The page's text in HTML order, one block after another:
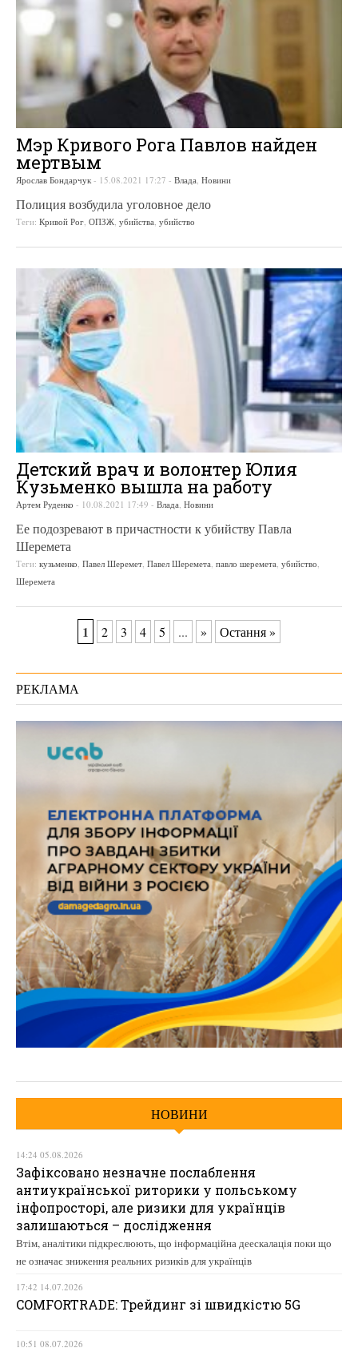
Мэр Кривого Рога Павлов найден
мертвым
Ярослав Бондарчук - 15.08.2021 17:27 - Влада Новини
Полиция возбудила уголовное дело
Теги: Кривой Рог ОПЗЖ убийства убийство
Детский врач и волонтер Юлия
Кузьменко вышла на работу
Артем Руденко - 10.08.2021 17:49 - Влада, Новини
Ее подозревают в причастности к убийству Павла
Шеремета
Теги: кузьменко, Павел Шеремет, Павел Шеремета, павло шеремета, убийство,
Шеремета
1 2 3 4 5 ... » Остання »
РЕКЛАМА
НОВИНИ
14:24 05.08.2026
Зафіксовано незначне послаблення
антиукраїнської риторики у польському
інфопросторі, але ризики для українців
залишаються – дослідження
Втім, аналітики підкреслюють, що інформаційна деескалація поки що
не означає зниження реальних ризиків для українців
17:42 14.07.2026
COMFORTRADE: Трейдинг зі швидкістю 5G
10:51 08.07.2026